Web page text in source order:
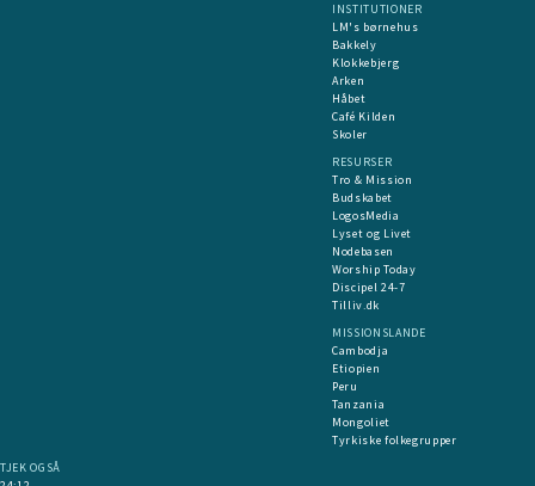
INSTITUTIONER
LM's børnehus
Bakkely
Klokkebjerg
Arken
Håbet
Café Kilden
Skoler
RESURSER
Tro & Mission
Budskabet
LogosMedia
Lyset og Livet
Nodebasen
Worship Today
Discipel 24-7
Tilliv.dk
MISSIONSLANDE
Cambodja
Etiopien
Peru
Tanzania
Mongoliet
Tyrkiske folkegrupper
TJEK OGSÅ